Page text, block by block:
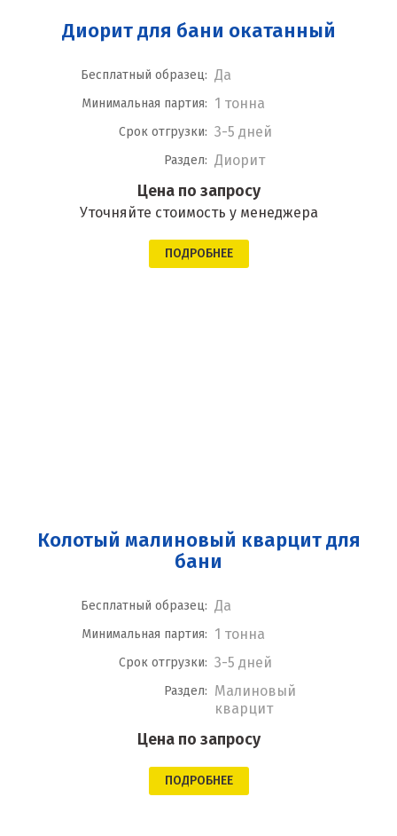
Диорит для бани окатанный
Бесплатный образец: Да
Минимальная партия: 1 тонна
Срок отгрузки: 3-5 дней
Раздел: Диорит
Цена по запросу
Уточняйте стоимость у менеджера
ПОДРОБНЕЕ
Колотый малиновый кварцит для
бани
Бесплатный образец: Да
Минимальная партия: 1 тонна
Срок отгрузки: 3-5 дней
Раздел: Малиновый
кварцит
Цена по запросу
ПОДРОБНЕЕ